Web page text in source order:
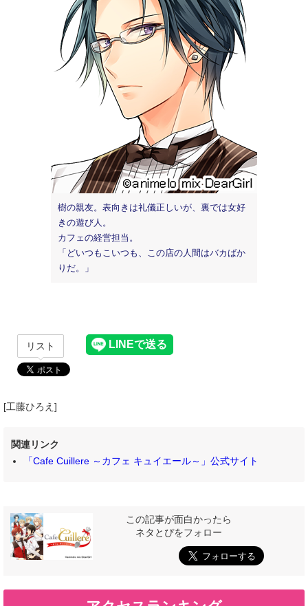
樹の親友。表向きは礼儀正しいが、裏では女好
きの遊び人。
カフェの経営担当。
「どいつもこいつも、この店の人間はバカばか
りだ。」
リスト
[工藤ひろえ]
関連リンク
「Cafe Cuillere ～カフェ キュイエール～」公式サイト
この記事が面白かったら
ネタとぴをフォロー